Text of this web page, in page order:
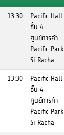
13:30
Pacific Hall
ชั้น 4
ศูนย์การค้า
Pacific Park
Si Racha
13:30
Pacific Hall
ชั้น 4
ศูนย์การค้า
Pacific Park
Si Racha